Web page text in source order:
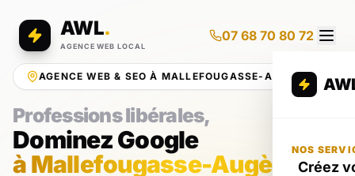
AWL.
AGENCE WEB LOCAL
07 68 70 80 72
NOS
Créez
AGENCE WEB & SEO À MALLEFOUGASSE-AUGÈS
Professions libérales,
Dominez Google
à Mallefougasse-Augès